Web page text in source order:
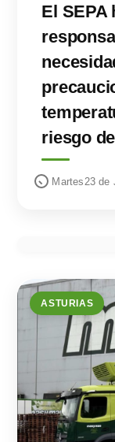
El SEPA
riesgo
Martes23 de
ASTURIAS